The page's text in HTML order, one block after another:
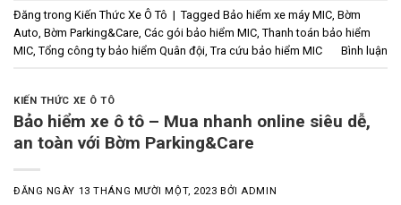
Đăng trong Kiến Thức Xe Ô Tô | Tagged Bảo hiểm xe máy MIC, Bờm
Auto, Bờm Parking&Care, Các gói bảo hiểm MIC, Thanh toán bảo hiểm
MIC, Tổng công ty bảo hiểm Quân đội, Tra cứu bảo hiểm MIC Bình luận
KIẾN THỨC XE Ô TÔ
Bảo hiểm xe ô tô – Mua nhanh online siêu dễ,
an toàn với Bờm Parking&Care
ĐĂNG NGÀY 13 THÁNG MƯỜI MỘT, 2023 BỞI ADMIN